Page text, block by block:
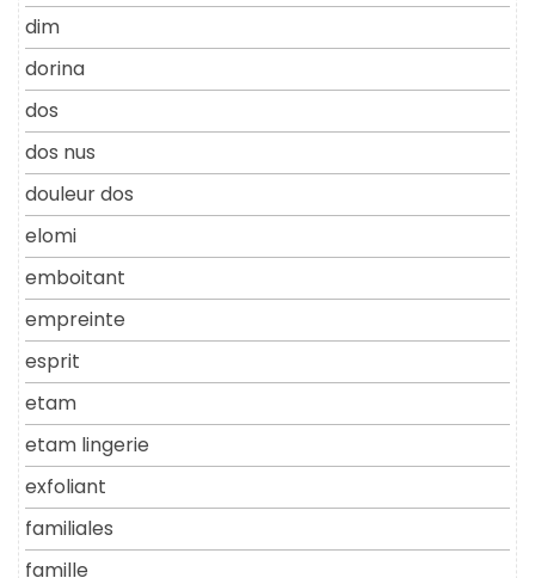
dim
dorina
dos
dos nus
douleur dos
elomi
emboitant
empreinte
esprit
etam
etam lingerie
exfoliant
familiales
famille